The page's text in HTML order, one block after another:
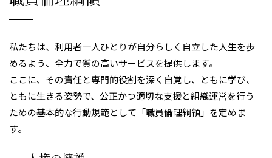
私たちは、利用者一人ひとりが自分らしく自立した人生を歩
めるよう、全力で質の高いサービスを提供します。
ここに、その責任と専門的役割を深く自覚し、ともに学び、
ともに生きる姿勢で、公正かつ適切な支援と組織運営を行う
ための基本的な行動規範として「職員倫理綱領」を定めま
す。